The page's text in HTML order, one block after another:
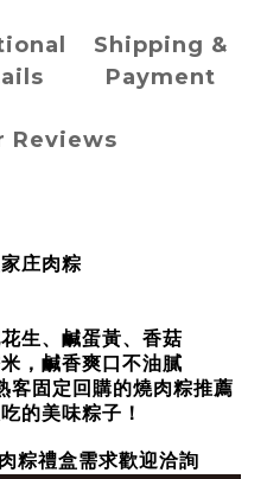
Shipping &
Payment
Reviews
庄肉粽
花生、鹹蛋黃、香菇
，鹹香爽口不油膩
客固定回購的燒肉粽推薦
的美味粽子！
粽禮盒需求歡迎洽詢